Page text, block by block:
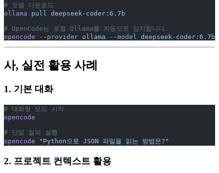
# 모델 다운로드
ollama pull deepseek-coder:6.7b
# OpenCode는 로컬 Ollama를 자동으로 감지합니다.
opencode --provider ollama --model deepseek-coder:6.7b
사, 실전 활용 사례
1. 기본 대화
# 대화형 모드 시작
opencode
# 단일 질의 실행
opencode "Python으로 JSON 파일을 읽는 방법은?"
2. 프로젝트 컨텍스트 활용